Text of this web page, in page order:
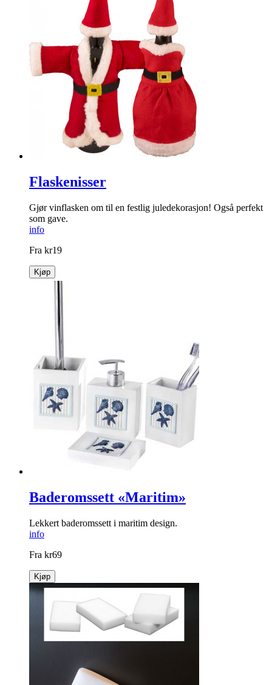
Flaskenisser
Gjør vinflasken om til en festlig jule­dekorasjon! Også perfekt
som gave.
info
Fra kr19
Kjøp
Baderomssett «Maritim»
Lekkert baderomssett i maritim design.
info
Fra kr69
Kjøp